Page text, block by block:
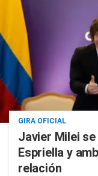
GIRA OFICIAL
Javier Milei
Espriella y
relación